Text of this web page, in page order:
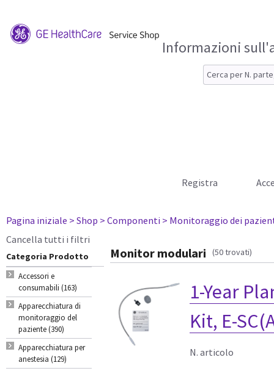
Informazioni
Registra
Pagina iniziale > Shop > Componenti > Monitoraggio dei
Cancella tutti i filtri
Categoria Prodotto
Accessori e
consumabili (163)
Apparecchiatura di
monitoraggio del
paziente (390)
Apparecchiatura per
anestesia (129)
Monitor modulari (50 trovati)
1-Year
Kit, E-
N. articolo